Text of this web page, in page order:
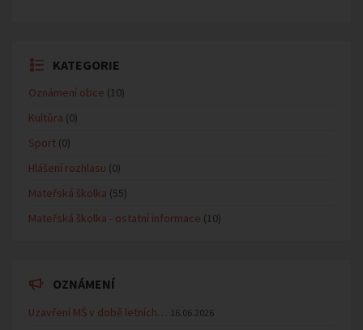
KATEGORIE
Oznámení obce (10)
Kultůra (0)
Sport (0)
Hlášení rozhlasu (0)
Mateřská školka (55)
Mateřská školka - ostatní informace (10)
OZNÁMENÍ
Uzavření MŠ v době letních… 16.06.2026